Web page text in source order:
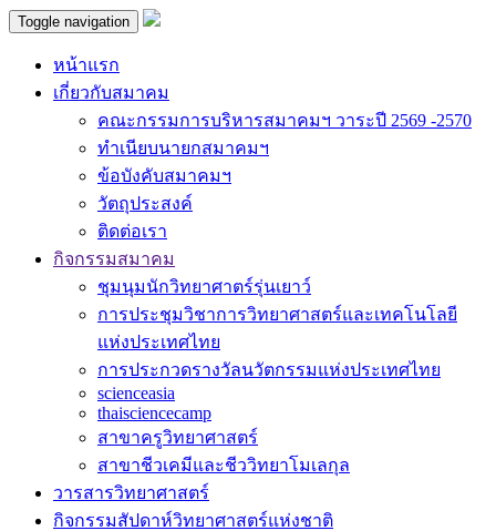
Toggle navigation
หน้าแรก
เกี่ยวกับสมาคม
คณะกรรมการบริหารสมาคมฯ วาระปี 2569 -2570
ทำเนียบนายกสมาคมฯ
ข้อบังคับสมาคมฯ
วัตถุประสงค์
ติดต่อเรา
กิจกรรมสมาคม
ชุมนุมนักวิทยาศาตร์รุ่นเยาว์
การประชุมวิชาการวิทยาศาสตร์และเทคโนโลยี
แห่งประเทศไทย
การประกวดรางวัลนวัตกรรมแห่งประเทศไทย
scienceasia
thaisciencecamp
สาขาครูวิทยาศาสตร์
สาขาชีวเคมีและชีววิทยาโมเลกุล
วารสารวิทยาศาสตร์
กิจกรรมสัปดาห์วิทยาศาสตร์แห่งชาติ